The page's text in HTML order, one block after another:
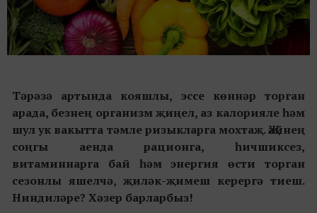
Тәрәзә артында кояшлы, эссе көннәр торган
арада, безнең организм җиңел, аз калорияле һәм
шул ук вакытта тәмле ризыкларга мохтаҗ. Җәйнең
соңгы аенда рационга, һичшиксез,
витаминнарга бай һәм энергия өсти торган
сезонлы яшелчә, җиләк-җимеш керергә тиеш.
Ниндиләре? Хәзер барларбыз!